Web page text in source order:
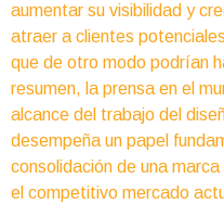
aumentar su visibilidad y
atraer a clientes
que de otro modo podrían
resumen, la prensa en el
alcance del trabajo del
desempeña un papel
consolidación de una
el competitivo mercado